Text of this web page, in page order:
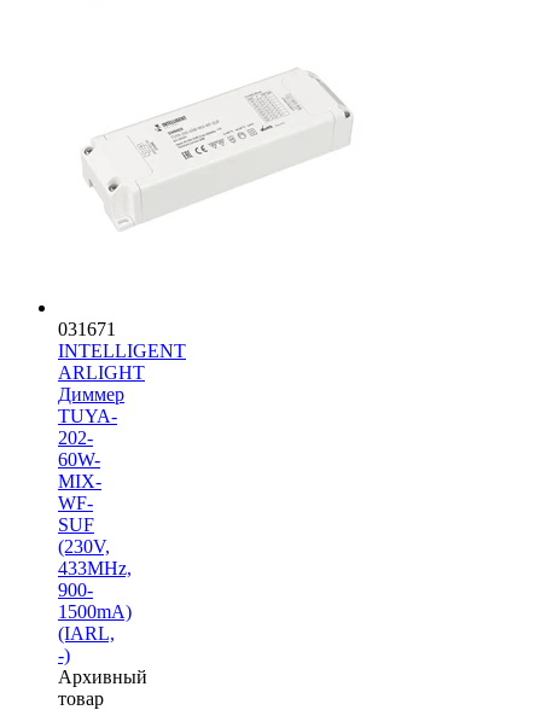
031671
INTELLIGENT
ARLIGHT
Диммер
TUYA-
202-
60W-
MIX-
WF-
SUF
(230V,
433MHz,
900-
1500mA)
(IARL,
-)
Архивный
товар